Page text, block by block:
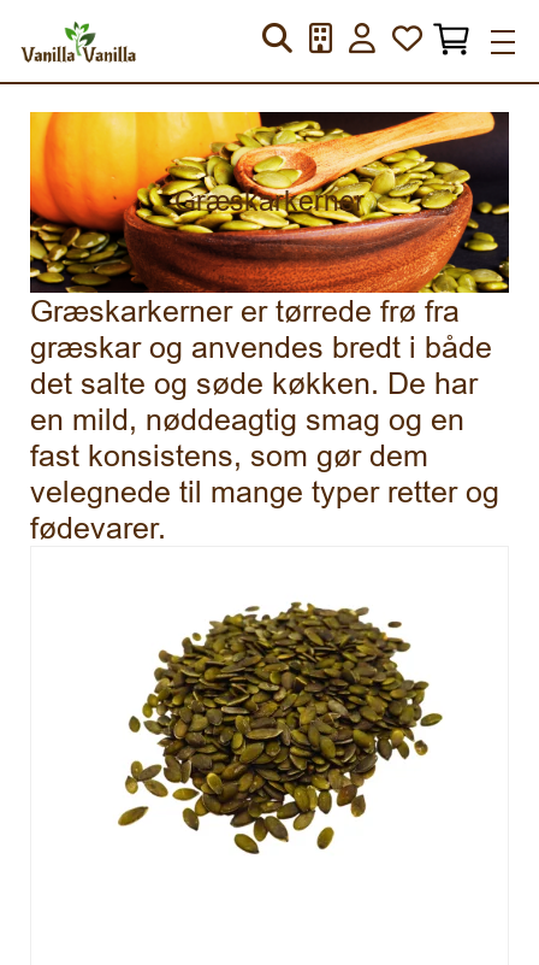
Græskarkerner
Græskarkerner er tørrede frø fra
græskar og anvendes bredt i både
det salte og søde køkken. De har
en mild, nøddeagtig smag og en
fast konsistens, som gør dem
velegnede til mange typer retter og
fødevarer.